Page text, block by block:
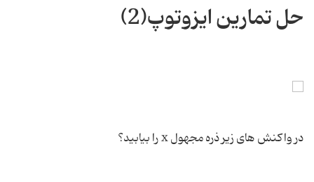
حل تمارین ایزوتوپ(2)
در واكنش های زیر ذره مجهول x را بیابید؟